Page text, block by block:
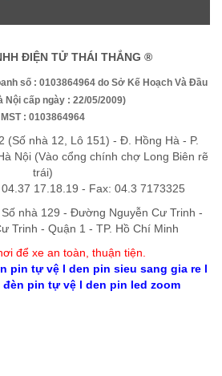
ĐIỆN TỬ THÁI THẮNG ®
số : 0103864964 do Sở Kế Hoạch Và Đầu
Nội cấp ngày : 22/05/2009)
MST : 0103864964
(Số nhà 12, Lô 151) - Đ. Hồng Hà - P.
Nội (Vào cổng chính chợ Long Biên rẽ
trái)
17.18.19 - Fax: 04.3 7173325
nhà 129 - Đường Nguyễn Cư Trinh -
Trinh - Quận 1 - TP. Hồ Chí Minh
để xe an toàn, thuận tiện
pin tự vệl den pin sieu sang gia rel
đèn pin tự vệl den pin led zoom